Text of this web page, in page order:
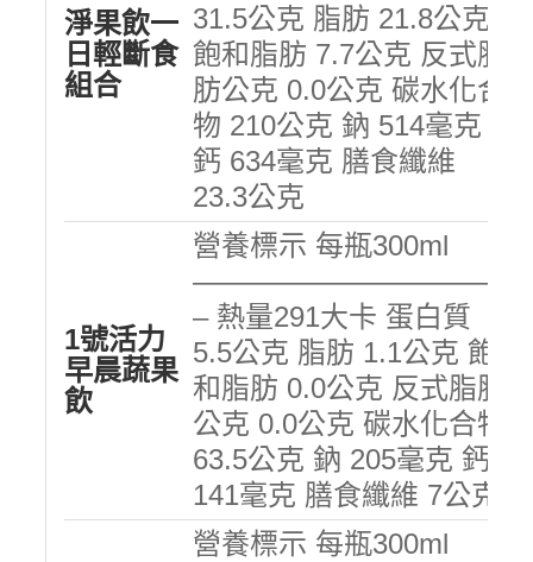
淨果飲一
日輕斷食
組合
31.5公克 脂肪 21.8公克
飽和脂肪 7.7公克 反式脂
肪公克 0.0公克 碳水化合
物 210公克 鈉 514毫克
鈣 634毫克 膳食纖維
23.3公克
1號活力
早晨蔬果
飲
營養標示 每瓶300ml
———————————
– 熱量291大卡 蛋白質
5.5公克 脂肪 1.1公克 飽
和脂肪 0.0公克 反式脂肪
公克 0.0公克 碳水化合物
63.5公克 鈉 205毫克 鈣
141毫克 膳食纖維 7公克
營養標示 每瓶300ml